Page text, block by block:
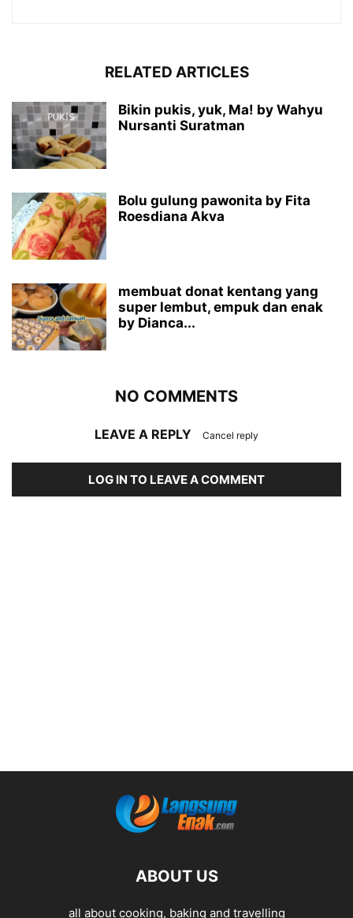
RELATED ARTICLES
Bikin pukis, yuk, Ma! by Wahyu
Nursanti Suratman
Bolu gulung pawonita by Fita
Roesdiana Akva
membuat donat kentang yang
super lembut, empuk dan enak
by Dianca...
NO COMMENTS
LEAVE A REPLY Cancel reply
LOG IN TO LEAVE A COMMENT
ABOUT US
all about cooking, baking and travelling